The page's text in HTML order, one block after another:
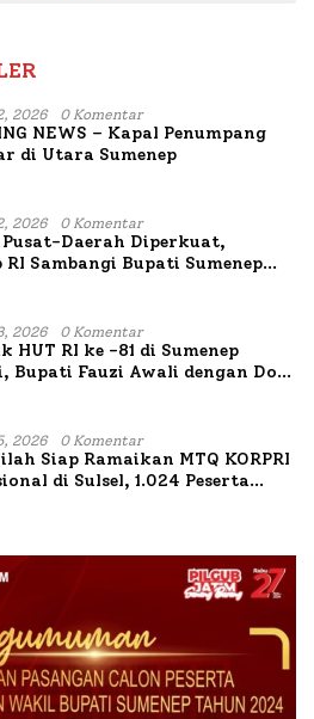
2026 0 Komentar
NEWS – Kapal Penumpang
di Utara Sumenep
2026 0 Komentar
Daerah Diperkuat,
RI Sambangi Bupati Sumenep
2026 0 Komentar
HUT RI ke -81 di Sumenep
Bupati Fauzi Awali dengan Doa
2026 0 Komentar
Siap Ramaikan MTQ KORPRI
di Sulsel, 1.024 Peserta